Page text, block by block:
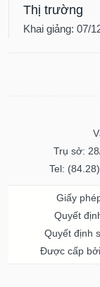
Thị trường
Khai giảng: 07/
Trụ sở:
Tel:
Giấy
Quyết
Quyết định
Được cấp